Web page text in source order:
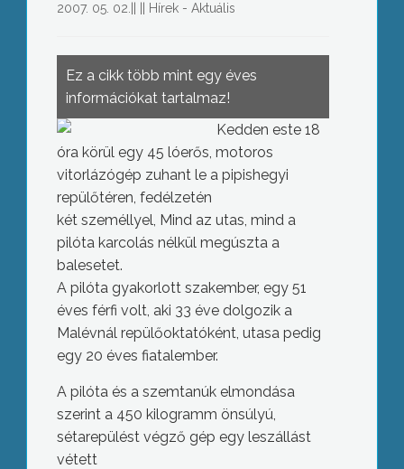
2007. 05. 02. Hírek - Aktuális
Ez a cikk több mint egy éves
információkat tartalmaz!
Kedden este 18
óra körül egy 45 lóerős, motoros
vitorlázógép zuhant le a pipishegyi
repülőtéren, fedélzetén
két személlyel, Mind az utas, mind a
pilóta karcolás nélkül megúszta a
balesetet.
A pilóta gyakorlott szakember, egy 51
éves férfi volt, aki 33 éve dolgozik a
Malévnál repülőoktatóként, utasa pedig
egy 20 éves fiatalember.
A pilóta és a szemtanúk elmondása
szerint a 450 kilogramm önsúlyú,
sétarepülést végző gép egy leszállást
vétett